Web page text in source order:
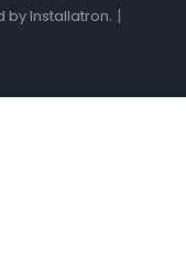
by Installatron. |